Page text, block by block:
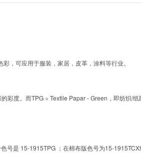
，可应用于服装，家居，皮革，涂料等行业。
彩度。而TPG = Textile Papar - Green，即纺织/
号是 15-1915TPG ；在棉布版色号为15-